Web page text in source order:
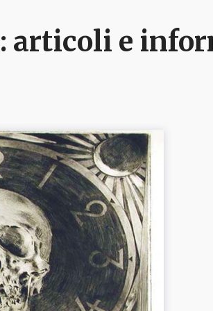
: articoli e